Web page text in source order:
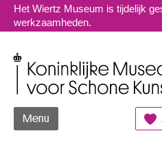
Het Wiertz Museum is tijdelijk
werkzaamheden.
Menu